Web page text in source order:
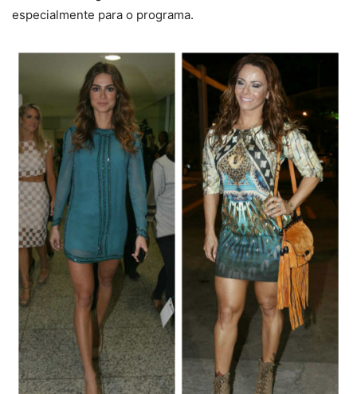
especialmente para o programa.